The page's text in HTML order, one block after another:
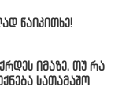
წაიკითხე!
იმაზე, თუ რა
სათამაშო